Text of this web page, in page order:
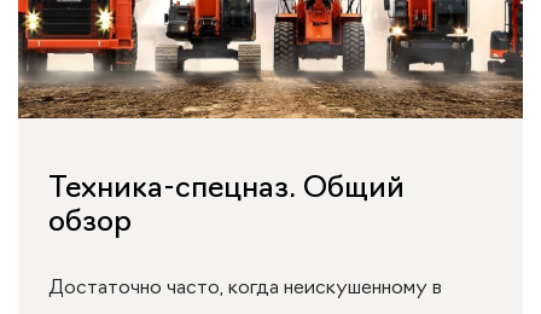
Техника-спецназ. Общий
обзор
Достаточно часто, когда неискушенному в